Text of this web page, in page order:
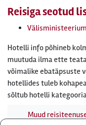
Reisiga seotud
Hotelli info põhineb
muutuda ilma ette
võimalike ebatäpsuste
hotellides tuleb
sõltub hotelli
Muud